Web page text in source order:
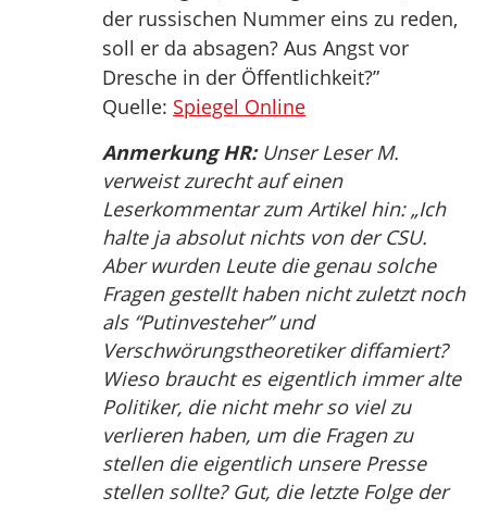
der russischen Nummer eins zu reden,
soll er da absagen? Aus Angst vor
Dresche in der Öffentlichkeit?”
Quelle: Spiegel Online
Anmerkung HR:Unser Leser M.
verweist zurecht auf einen
Leserkommentar zum Artikel hin: „Ich
halte ja absolut nichts von der CSU.
Aber wurden Leute die genau solche
Fragen gestellt haben nicht zuletzt noch
als “Putinvesteher” und
Verschwörungstheoretiker diffamiert?
Wieso braucht es eigentlich immer alte
Politiker, die nicht mehr so viel zu
verlieren haben, um die Fragen zu
stellen die eigentlich unsere Presse
stellen sollte? Gut, die letzte Folge der